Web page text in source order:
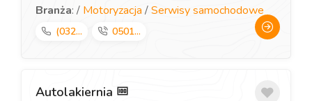
Branża: / Motoryzacja /Serwisy samochodowe
(032... 0501...
Autolakiernia